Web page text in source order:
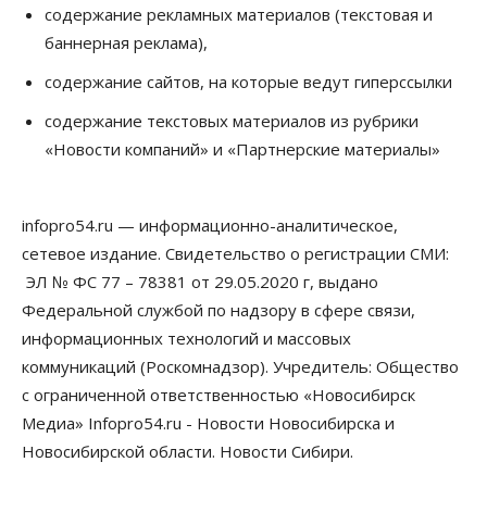
Расходы новосибирцев на спорт выросли на 40%
за полгода
07 Августа 2026, 14:35
07 Августа 2026, 14:00
07 Августа 2026, 13:55
Авто Общество
Треть автовладельцев в Новосибирской области
«поставили машины на прикол»
07 Августа 2026, 13:00
Школы, библиотеки, пешеходные тротуары:
депутаты Госдумы контролируют работы на
социальных объектах
07 Августа 2026, 12:35
содержание рекламных материалов (текстовая и
баннерная реклама),
содержание сайтов, на которые ведут гиперссылки
содержание текстовых материалов из рубрики
«Новости компаний» и «Партнерские материалы»
infopro54.ru — информационно-аналитическое,
сетевое издание. Свидетельство о регистрации СМИ:
ЭЛ № ФС 77 – 78381 от 29.05.2020 г, выдано
Федеральной службой по надзору в сфере связи,
информационных технологий и массовых
коммуникаций (Роскомнадзор). Учредитель: Общество
с ограниченной ответственностью «Новосибирск
Медиа» Infopro54.ru - Новости Новосибирска и
Новосибирской области. Новости Сибири.